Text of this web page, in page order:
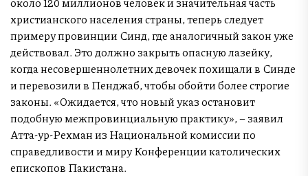
христианского населения страны, теперь следует
примеру провинции Синд, где аналогичный закон уже
действовал. Это должно закрыть опасную лазейку,
когда несовершеннолетних девочек похищали в Синде
и перевозили в Пенджаб, чтобы обойти более строгие
законы. «Ожидается, что новый указ остановит
подобную межпровинциальную практику», – заявил
Атта-ур-Рехман из Национальной комиссии по
справедливости и миру Конференции католических
епископов Пакистана.